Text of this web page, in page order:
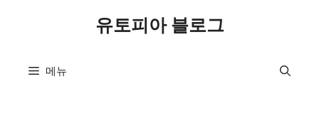
유토피아 블로그
메뉴